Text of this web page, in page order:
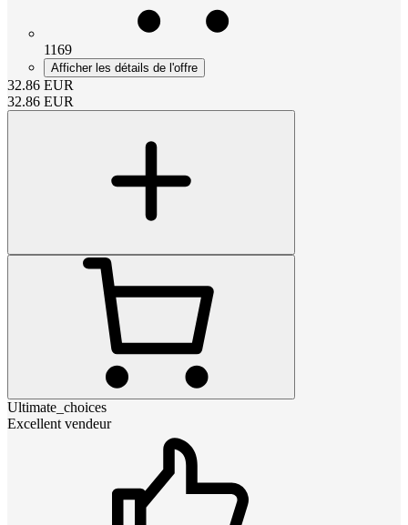
1169
Afficher les détails de l'offre
32.86 EUR
32.86 EUR
Ultimate_choices
Excellent vendeur